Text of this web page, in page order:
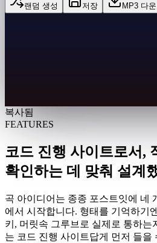
랜덤 생성 저장 MP3 다
복사됨
FEATURES
코드 진행 사이트로서,
확인하는 데 맞춰 설계
곡 아이디어는 종종 포스트잇에 네
에서 시작합니다. 형태를 기억하기
키, 머릿속 그루브로 실제로 통하는
는 코드 진행 사이트답게 먼저 들을